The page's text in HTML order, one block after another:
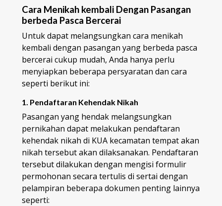
Cara Menikah kembali Dengan Pasangan
berbeda Pasca Bercerai
Untuk dapat melangsungkan cara menikah
kembali dengan pasangan yang berbeda pasca
bercerai cukup mudah, Anda hanya perlu
menyiapkan beberapa persyaratan dan cara
seperti berikut ini:
1. Pendaftaran Kehendak Nikah
Pasangan yang hendak melangsungkan
pernikahan dapat melakukan pendaftaran
kehendak nikah di KUA kecamatan tempat akan
nikah tersebut akan dilaksanakan. Pendaftaran
tersebut dilakukan dengan mengisi formulir
permohonan secara tertulis di sertai dengan
pelampiran beberapa dokumen penting lainnya
seperti: